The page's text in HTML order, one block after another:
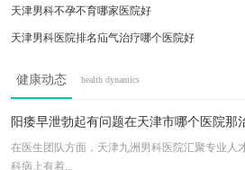
天津男科不孕不育哪家医院好
天津男科医院排名疝气治疗哪个医院好
天津正规男科医院是哪个（亲诊寻找病因）
天津早泄手术多少钱文明行医群众满意
健康动态 health dynamics
阳痿早泄勃起有问题在天津市哪个医院那
在医生团队方面，天津九洲男科医院汇聚专业人
科病上有着...